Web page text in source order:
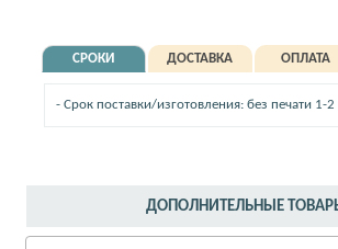
СРОКИ ДОСТАВКА ОПЛАТА
- Срок поставки/изготовления: без печати 1-
ДОПОЛНИТЕЛЬНЫЕ